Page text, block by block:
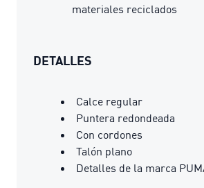
materiales reciclados
DETALLES
Calce regular
Puntera redondeada
Con cordones
Talón plano
Detalles de la marca